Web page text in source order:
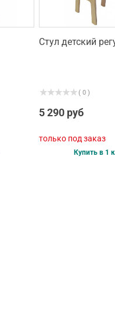
Стул детский
( 0 )
5 290 руб
только под заказ
Купить в 1